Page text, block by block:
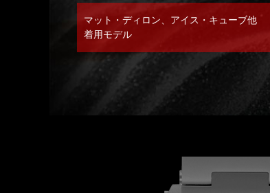
マット・ディロン、アイス・キューブ他
着用モデル